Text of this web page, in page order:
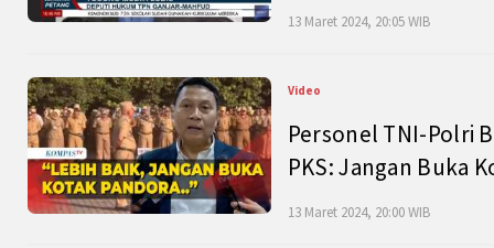
13 Maret 2024, 20:05 WIB
Video
Personel TNI-Polri
PKS: Jangan Buka
13 Maret 2024, 20:00 WIB